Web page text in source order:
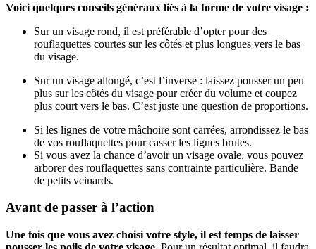
Voici quelques conseils généraux liés à la forme de votre visage :
Sur un visage rond, il est préférable d’opter pour des
rouflaquettes courtes sur les côtés et plus longues vers le bas
du visage.
Sur un visage allongé, c’est l’inverse : laissez pousser un peu
plus sur les côtés du visage pour créer du volume et coupez
plus court vers le bas. C’est juste une question de proportions.
Si les lignes de votre mâchoire sont carrées, arrondissez le bas
de vos rouflaquettes pour casser les lignes brutes.
Si vous avez la chance d’avoir un visage ovale, vous pouvez
arborer des rouflaquettes sans contrainte particulière. Bande
de petits veinards.
Avant de passer à l’action
Une fois que vous avez choisi votre style, il est temps de laisser